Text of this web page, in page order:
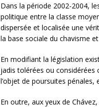
Dans la période 2002-2004,
politique entre la classe
dispersée et localisée une
la base sociale du chavisme
En modifiant la législation
jadis tolérées ou considérées
l’objet de poursuites pénales,
En outre, aux yeux de Chávez,